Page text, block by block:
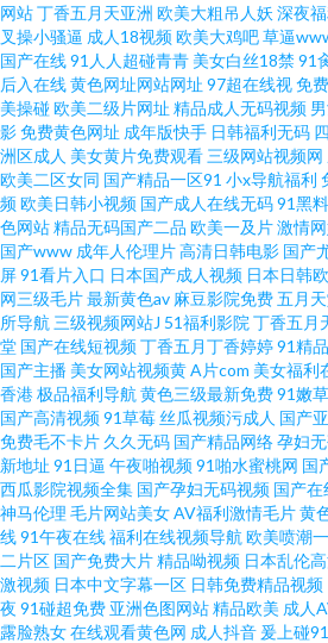
网站丁香五月天亚洲 欧美大粗吊人妖 深夜
叉操小骚逼 成人18视频欧美大鸡吧草逼
国产在线91人人超碰青青 美女白丝18禁 91
后入在线黄色网址网站网址 97超在线视免
美操碰欧美二级片网址 精品成人无码视频
影免费黄色网址 成年版快手 日韩福利无码
洲区成人 美女黄片免费观看 三级网站视频网
欧美二区女同 国产精品一区91 小x导航福利
频欧美日韩小视频 国产成人在线无码91黑
色网站精品无码国产二品 欧美一及片激情
国产www 成年人伦理片高清日韩电影 国产
屏91看片入口 日本国产成人视频 日本日韩
网三级毛片最新黄色av 麻豆影院免费五月
所导航 三级视频网站J 51福利影院 丁香五月
堂 国产在线短视频丁香五月丁香婷婷91精
国产主播 美女网站视频黄A片com 美女福利
香港极品福利导航 黄色三级最新免费91嫩
国产高清视频91草莓丝瓜视频污成人 国产
免费毛不卡片 久久无码 国产精品网络孕妇
新地址 91日逼 午夜啪视频91啪水蜜桃网 国
西瓜影院视频全集 国产孕妇无码视频 国产在
神马伦理 毛片网站美女AV福利激情毛片黄
线91午夜在线福利在线视频导航 欧美喷潮
二片区 国产免费大片精品呦视频 日本乱伦
激视频 日本中文字幕一区 日韩免费精品视频
夜 91碰超免费 亚洲色图网站精品欧美 成人
露脸熟女在线观看黄色网 成人抖音 爰上碰91